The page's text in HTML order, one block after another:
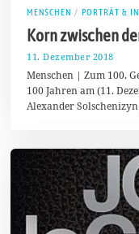
MENSCHEN / PORTRÄT &
Korn zwischen
11. Dezember 2018
.
D
e
b
0
1
8
Menschen | Zum 100.
100 Jahren am (11.
Alexander